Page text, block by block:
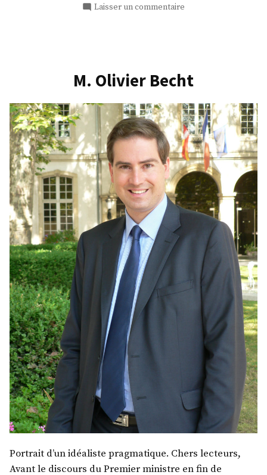
Laisser un commentaire
M. Olivier Becht
Portrait d’un idéaliste pragmatique. Chers lecteurs,
Avant le discours du Premier ministre en fin de